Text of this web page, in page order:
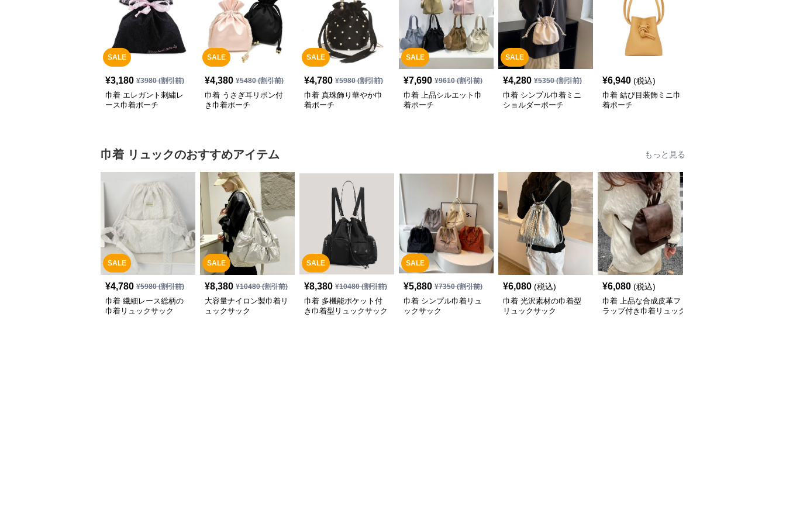
SALE
¥3,180 ¥3980(割引前)
巾着 エレガント刺繍レ
ース巾着ポーチ
SALE
¥4,380 ¥5480(割引前)
巾着 うさぎ耳リボン付
き巾着ポーチ
SALE
¥4,780 ¥5980(割引前)
巾着 真珠飾り華やか巾
着ポーチ
SALE
¥7,690 ¥9610(割引前)
巾着 上品シルエット巾
着ポーチ
SALE
¥4,280 ¥5350(割引前)
巾着 シンプル巾着ミニ
ショルダーポーチ
¥6,940 (税込)
巾着 結び目装飾ミニ巾
着ポーチ
巾着 リュックのおすすめアイテム もっと見る
SALE
¥4,780 ¥5980(割引前)
巾着 繊細レース総柄の
巾着リュックサック
SALE
¥8,380 ¥10480(割引前)
大容量ナイロン製巾着リ
ュックサック
SALE
¥8,380 ¥10480(割引前)
巾着 多機能ポケット付
き巾着型リュックサック
SALE
¥5,880 ¥7350(割引前)
巾着 シンプル巾着リュ
ックサック
¥6,080 (税込)
巾着 光沢素材の巾着型
リュックサック
¥6,080 (税込)
巾着 上品な合成皮革フ
ラップ付き巾着リュック